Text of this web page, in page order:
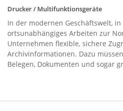
Drucker / Multifunktionsgeräte
In der modernen Geschäftswelt,
ortsunabhängiges Arbeiten zur
Unternehmen flexible, sichere
Archivinformationen. Dazu
Belegen, Dokumenten und sogar